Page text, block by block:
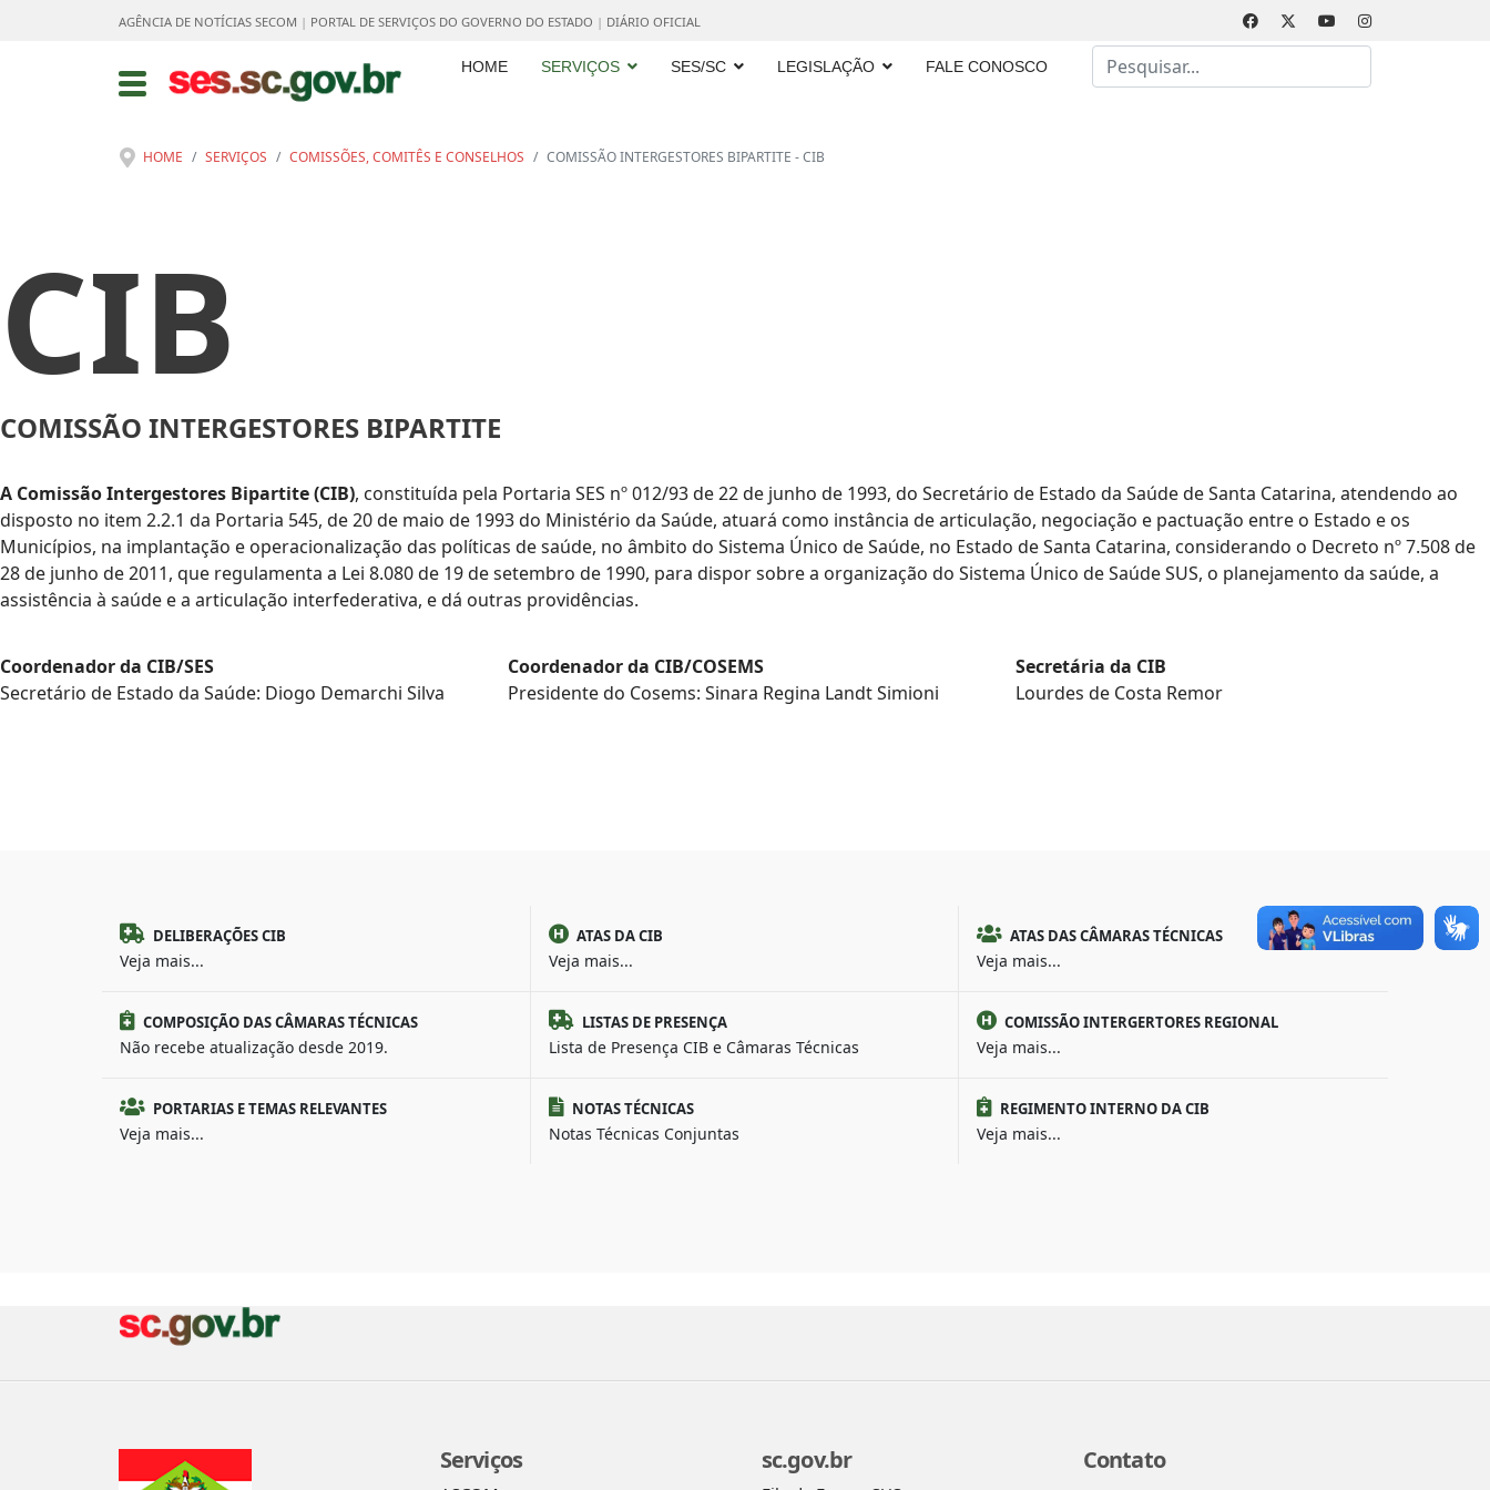
AGÊNCIA DE NOTÍCIAS SECOM | PORTAL DE SERVIÇOS DO GOVERNO DO ESTADO | DIÁRIO OFICIAL
HOME SERVIÇOS SES/SC LEGISLAÇÃO FALE CONOSCO
Busca
HOME SERVIÇOS COMISSÕES, COMITÊS E CONSELHOS COMISSÃO INTERGESTORES BIPARTITE - CIB
CIB
COMISSÃO INTERGESTORES BIPARTITE
A Comissão Intergestores Bipartite (CIB), constituída pela Portaria SES nº 012/93 de 22 de junho de 1993, do Secretário de Estado da Saúde de Santa Catarina, atendendo ao
disposto no item 2.2.1 da Portaria 545, de 20 de maio de 1993 do Ministério da Saúde, atuará como instância de articulação, negociação e pactuação entre o Estado e os
Municípios, na implantação e operacionalização das políticas de saúde, no âmbito do Sistema Único de Saúde, no Estado de Santa Catarina, considerando o Decreto nº 7.508 de
28 de junho de 2011, que regulamenta a Lei 8.080 de 19 de setembro de 1990, para dispor sobre a organização do Sistema Único de Saúde SUS, o planejamento da saúde, a
assistência à saúde e a articulação interfederativa, e dá outras providências.
Coordenador da CIB/SES
Secretário de Estado da Saúde: Diogo Demarchi Silva
Coordenador da CIB/COSEMS
Presidente do Cosems: Sinara Regina Landt Simioni
Secretária da CIB
Lourdes de Costa Remor
DELIBERAÇÕES CIB
Veja mais...
ATAS DA CIB
Veja mais...
ATAS DAS CÂMARAS TÉCNICAS
Veja mais...
COMPOSIÇÃO DAS CÂMARAS TÉCNICAS
Não recebe atualização desde 2019.
LISTAS DE PRESENÇA
Lista de Presença CIB e Câmaras Técnicas
COMISSÃO INTERGERTORES REGIONAL
Veja mais...
PORTARIAS E TEMAS RELEVANTES
Veja mais...
NOTAS TÉCNICAS
Notas Técnicas Conjuntas
REGIMENTO INTERNO DA CIB
Veja mais...
Serviços sc.gov.br Contato